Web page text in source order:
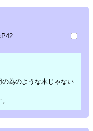
為のような木じゃない